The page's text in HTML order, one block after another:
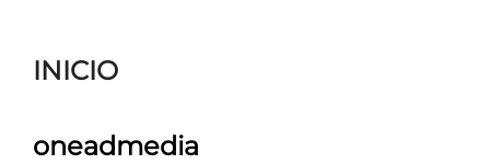
INICIO
oneadmedia